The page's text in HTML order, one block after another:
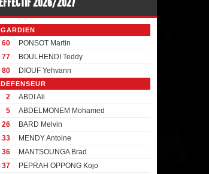
GARDIEN
60
PONSOT Martin
77
BOULHENDI Teddy
80
DIOUF Yehvann
DEFENSEUR
2
ABDI Ali
5
ABDELMONEM Mohamed
26
BARD Melvin
33
MENDY Antoine
36
MANTSOUNGA Brad
37
PEPRAH OPPONG Kojo